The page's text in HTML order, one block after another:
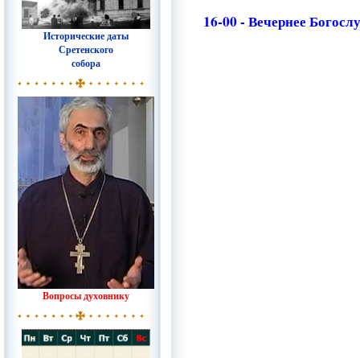
Исторические даты
Сретенского
собора
Вопросы духовнику
16-00 - Вечернее